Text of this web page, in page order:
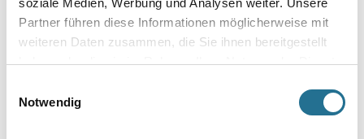
Partner führen diese Informationen möglicherweise mit
weiteren Daten zusammen, die Sie ihnen bereitgestellt
haben oder die sie im Rahmen Ihrer Nutzung der Dienste
Notwendig
Umrechnungsfaktoren